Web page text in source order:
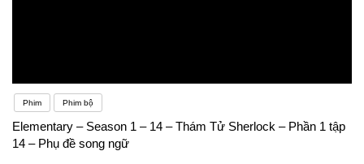
Phim Phim bộ
Elementary – Season 1 – 14 – Thám Tử Sherlock – Phần 1 tập
14 – Phụ đề song ngữ